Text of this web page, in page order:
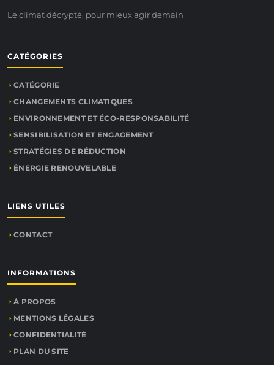
Le climat décrypté, pour mieux agir demain
CATÉGORIES
CATÉGORIE
CHANGEMENTS CLIMATIQUES
ENVIRONNEMENT ET ÉCO-RESPONSABILITÉ
SENSIBILISATION ET ENGAGEMENT
STRATÉGIES DE RÉDUCTION
ÉNERGIE RENOUVELABLE
LIENS UTILES
CONTACT
INFORMATIONS
À PROPOS
MENTIONS LÉGALES
CONFIDENTIALITÉ
PLAN DU SITE